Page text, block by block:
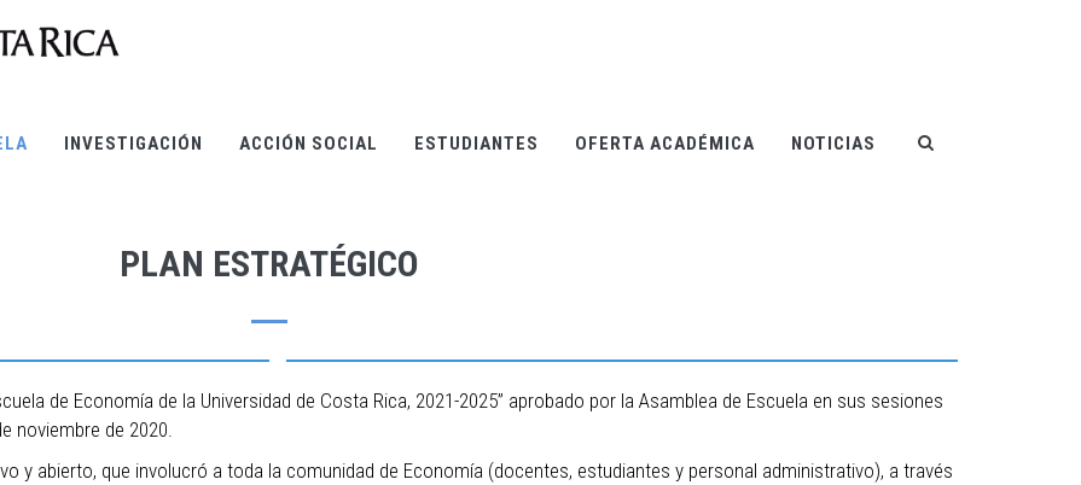
INVESTIGACIÓN ACCIÓN SOCIAL ESTUDIANTES OFERTA ACADÉMICA NOTICIAS
PLAN ESTRATÉGICO
de Economía de la Universidad de Costa Rica, 2021-2025” aprobado por la Asamblea de Escuela en sus sesiones
noviembre de 2020.
y abierto, que involucró a toda la comunidad de Economía (docentes, estudiantes y personal administrativo), a través